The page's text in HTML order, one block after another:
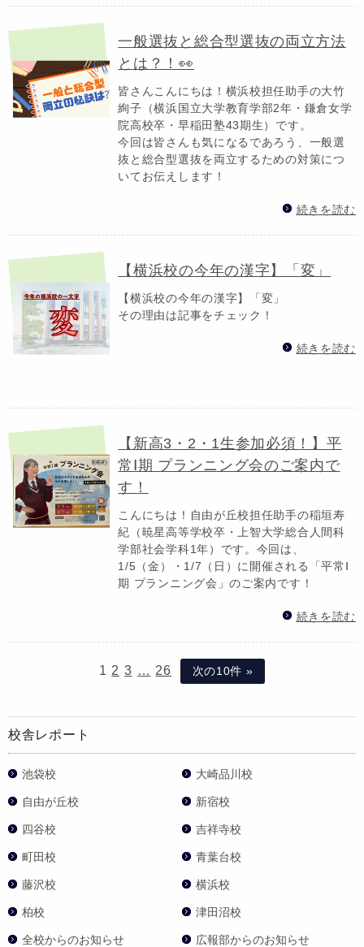
一般選抜と総合型選抜の両立方法
とは？！👀
皆さんこんにちは！横浜校担任助手の大竹
絢子（横浜国立大学教育学部2年・鎌倉女学
院高校卒・早稲田塾43期生）です。
今回は皆さんも気になるであろう、一般選
抜と総合型選抜を両立するための対策につ
いてお伝えします！
続きを読む
【横浜校の今年の漢字】「変」
【横浜校の今年の漢字】「変」
その理由は記事をチェック！
続きを読む
【新高3・2・1生参加必須！】平
常Ⅰ期 プランニング会のご案内で
す！
こんにちは！自由が丘校担任助手の稲垣寿
紀（暁星高等学校卒・上智大学総合人間科
学部社会学科1年）です。今回は、
1/5（金）・1/7（日）に開催される「平常Ⅰ
期 プランニング会」のご案内です！
続きを読む
1 2 3 … 26 次の10件 »
校舎レポート
池袋校 大崎品川校
自由が丘校 新宿校
四谷校 吉祥寺校
町田校 青葉台校
藤沢校 横浜校
柏校 津田沼校
全校からのお知らせ 広報部からのお知らせ